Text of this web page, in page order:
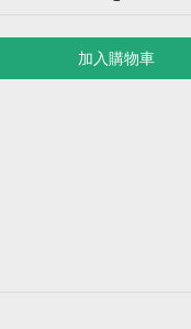
加入購物車